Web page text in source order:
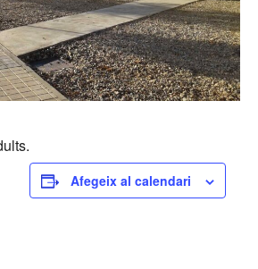
Afegeix al calendari